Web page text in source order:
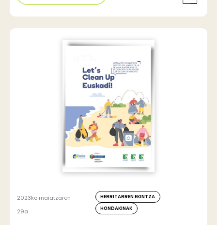
2023ko maiatzaren
29a
HERRITARREN EKINTZA
HONDAKINAK